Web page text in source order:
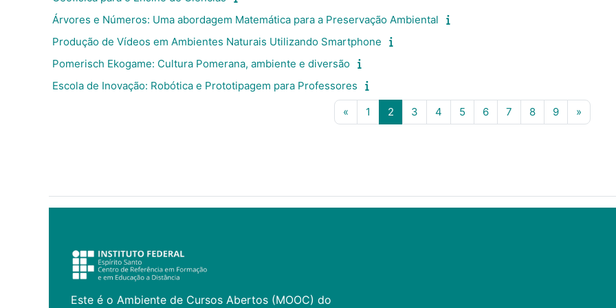
Árvores e Números: Uma abordagem Matemática para a Preservação Ambiental
Produção de Vídeos em Ambientes Naturais Utilizando Smartphone
Pomerisch Ekogame: Cultura Pomerana, ambiente e diversão
Escola de Inovação: Robótica e Prototipagem para Professores
«Página anterior
1 Página 1
2Página 2
3Página 3
4Página 4
5Página 5
6Página 6
7Página 7
8Página 8
9Página 9
»
Este é o Ambiente de Cursos Abertos (MOOC) do